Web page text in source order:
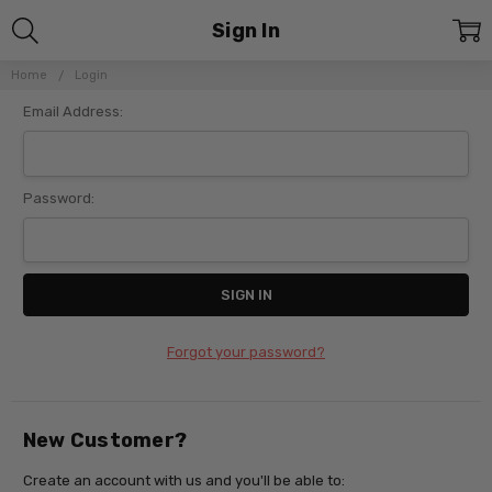
Home Login
Sign In
Email Address:
Password:
Forgot your password?
New Customer?
Create an account with us and you'll be able to: